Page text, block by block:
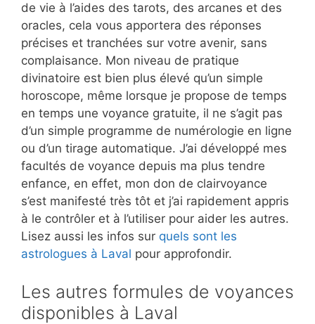
de vie à l’aides des tarots, des arcanes et des
oracles, cela vous apportera des réponses
précises et tranchées sur votre avenir, sans
complaisance. Mon niveau de pratique
divinatoire est bien plus élevé qu’un simple
horoscope, même lorsque je propose de temps
en temps une voyance gratuite, il ne s’agit pas
d’un simple programme de numérologie en ligne
ou d’un tirage automatique. J’ai développé mes
facultés de voyance depuis ma plus tendre
enfance, en effet, mon don de clairvoyance
s’est manifesté très tôt et j’ai rapidement appris
à le contrôler et à l’utiliser pour aider les autres.
Lisez aussi les infos sur quels sont les
astrologues à Laval pour approfondir.
Les autres formules de voyances
disponibles à Laval